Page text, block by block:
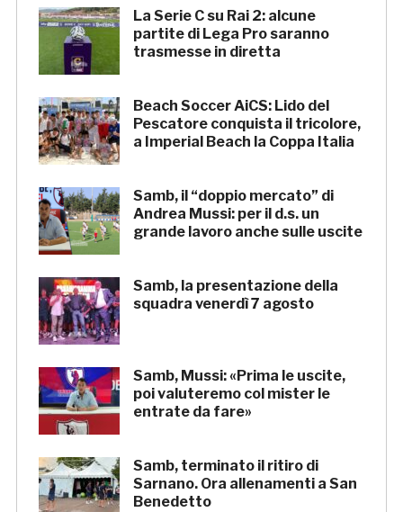
La Serie C su Rai 2: alcune
partite di Lega Pro saranno
trasmesse in diretta
Beach Soccer AiCS: Lido del
Pescatore conquista il tricolore,
a Imperial Beach la Coppa Italia
Samb, il “doppio mercato” di
Andrea Mussi: per il d.s. un
grande lavoro anche sulle uscite
Samb, la presentazione della
squadra venerdì 7 agosto
Samb, Mussi: «Prima le uscite,
poi valuteremo col mister le
entrate da fare»
Samb, terminato il ritiro di
Sarnano. Ora allenamenti a San
Benedetto